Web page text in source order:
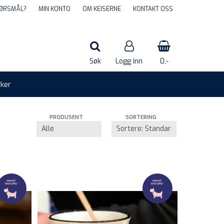
MIN KONTO OM KEISERNE KONTAKT OSS
Søk Logg inn 0,-
PRODUSENT SORTERING